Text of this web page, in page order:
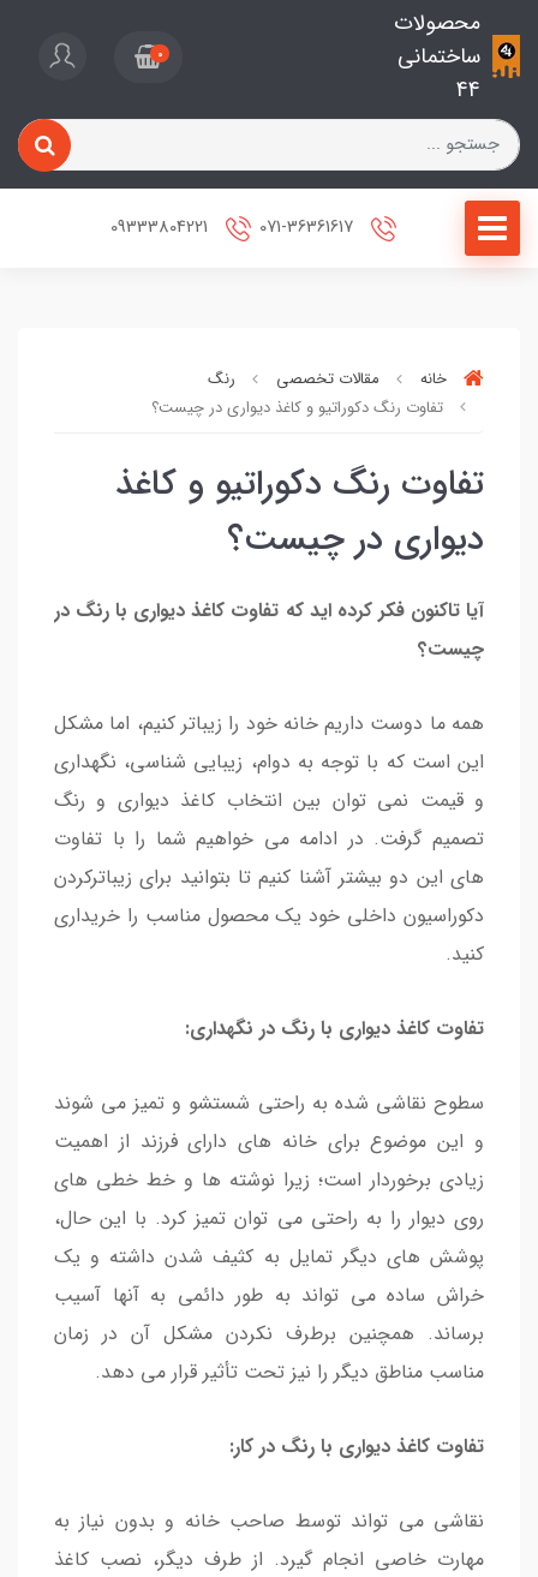
محصولات
ساختمانی
44
0
خانه مقالات تخصصی
رنگ
تفاوت رنگ دکوراتیو و کاغذ دیواری در چیست؟
تفاوت رنگ دکوراتیو و کاغذ
دیواری در چیست؟
آیا تاکنون فکر کرده اید که تفاوت کاغذ دیواری با رنگ در
چیست؟
همه ما دوست داریم خانه خود را زیباتر کنیم، اما مشکل
این است که با توجه به دوام، زیبایی شناسی، نگهداری
و قیمت نمی توان بین انتخاب کاغذ دیواری و رنگ
تصمیم گرفت. در ادامه می خواهیم شما را با تفاوت
های این دو بیشتر آشنا کنیم تا بتوانید برای زیباترکردن
دکوراسیون داخلی خود یک محصول مناسب را خریداری
کنید.
تفاوت کاغذ دیواری با رنگ در نگهداری:
سطوح نقاشی شده به راحتی شستشو و تمیز می شوند
و این موضوع برای خانه های دارای فرزند از اهمیت
زیادی برخوردار است؛ زیرا نوشته ها و خط خطی های
روی دیوار را به راحتی می توان تمیز کرد. با این حال،
پوشش های دیگر تمایل به کثیف شدن داشته و یک
خراش ساده می تواند به طور دائمی به آنها آسیب
برساند. همچنین برطرف نکردن مشکل آن در زمان
مناسب مناطق دیگر را نیز تحت تأثیر قرار می دهد.
تفاوت کاغذ دیواری با رنگ در کار:
نقاشی می تواند توسط صاحب خانه و بدون نیاز به
مهارت خاصی انجام گیرد. از طرف دیگر، نصب کاغذ